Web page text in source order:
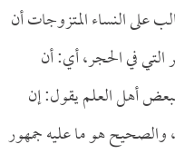
على النساء المتزوجات أن
في الحجر، أي: أن
أهل العلم يقول: إن
والصحيح هو ما عليه جمهور